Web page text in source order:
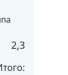
2,3